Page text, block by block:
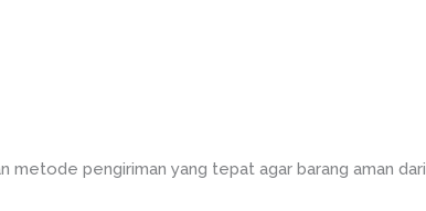
metode pengiriman yang tepat agar barang aman dari